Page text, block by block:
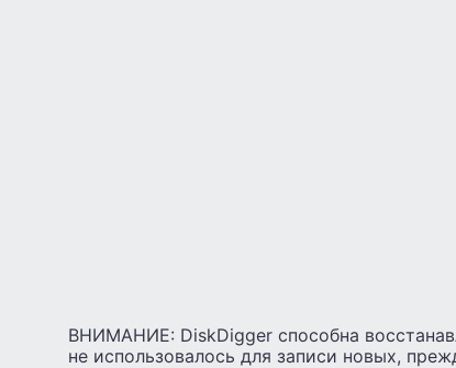
ВНИМАНИЕ: DiskDigger способна
не использовалось для записи новых,